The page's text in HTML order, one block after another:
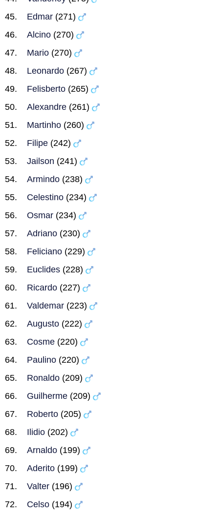
Edmar (271)
Alcino (270)
Mario (270)
Leonardo (267)
Felisberto (265)
Alexandre (261)
Martinho (260)
Filipe (242)
Jailson (241)
Armindo (238)
Celestino (234)
Osmar (234)
Adriano (230)
Feliciano (229)
Euclides (228)
Ricardo (227)
Valdemar (223)
Augusto (222)
Cosme (220)
Paulino (220)
Ronaldo (209)
Guilherme (209)
Roberto (205)
Ilidio (202)
Arnaldo (199)
Aderito (199)
Valter (196)
Celso (194)